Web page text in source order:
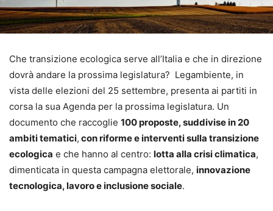
Che transizione ecologica serve all’Italia e che in direzione
dovrà andare la prossima legislatura? Legambiente, in
vista delle elezioni del 25 settembre, presenta ai partiti in
corsa la sua Agenda per la prossima legislatura. Un
documento che raccoglie 100 proposte, suddivise in 20
ambiti tematici, con riforme e interventi sulla transizione
ecologica e che hanno al centro: lotta alla crisi climatica,
dimenticata in questa campagna elettorale, innovazione
tecnologica, lavoro e inclusione sociale.